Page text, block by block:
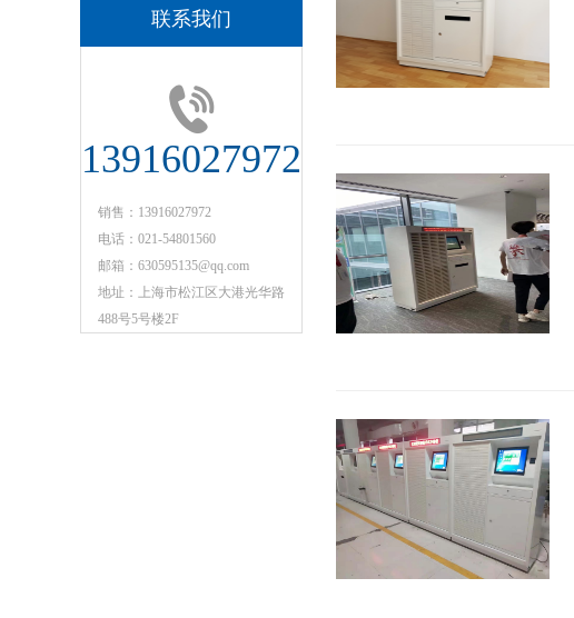
联系我们
13916027972
销售：13916027972
电话：021-54801560
邮箱：630595135@qq.com
地址：上海市松江区大港光华路
488号5号楼2F